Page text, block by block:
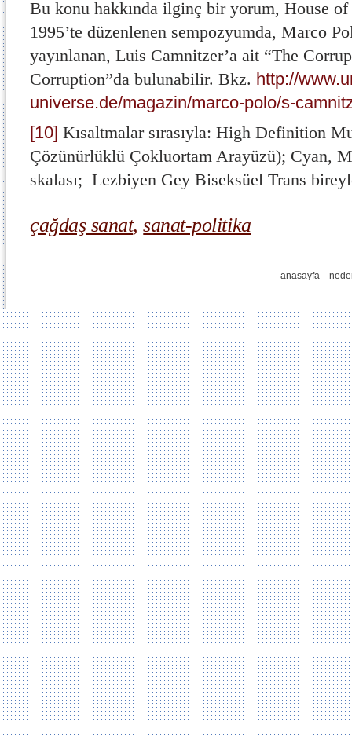
Bu konu hakkında ilginç bir yorum, House
1995’te düzenlenen sempozyumda, Marco
yayınlanan, Luis Camnitzer’a ait “The
Corruption”da bulunabilir. Bkz. http://
universe.de/magazin/marco-polo/s-
[10] Kısaltmalar sırasıyla: High Definition
Çözünürlüklü Çokluortam Arayüzü); Cyan,
skalası; Lezbiyen Gey Biseksüel Trans
çağdaş sanat,sanat-politika
anasayfa